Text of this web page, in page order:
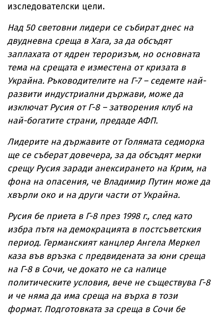
изследователски цели.
Над 50 световни лидери се събират днес на
двудневна среща в Хага, за да обсъдят
заплахата от ядрен тероризъм, но основната
тема на срещата е изместена от кризата в
Украйна. Ръководителите на Г-7 – седемте най-
развити индустриални държави, може да
изключат Русия от Г-8 – затворения клуб на
най-богатите страни, предаде АФП.
Лидерите на държавите от Голямата седморка
ще се съберат довечера, за да обсъдят мерки
срещу Русия заради анексирането на Крим, на
фона на опасения, че Владимир Путин може да
хвърли око и на други части от Украйна.
Русия бе приета в Г-8 през 1998 г., след като
избра пътя на демокрацията в постсъветския
период. Германският канцлер Ангела Меркел
каза във връзка с предвидената за юни среща
на Г-8 в Сочи, че докато не са налице
политическите условия, вече не съществува Г-8
и че няма да има среща на върха в този
формат. Подготовката за среща в Сочи бе